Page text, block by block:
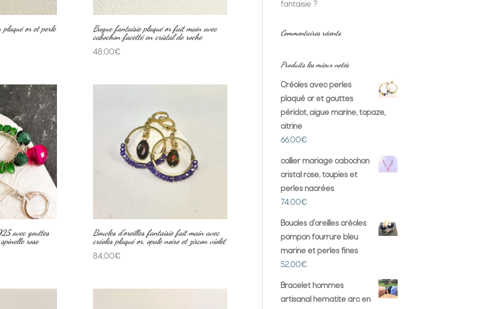
or et perle
Bague fantaisie plaqué or fait main avec
cabochon facetté en cristal de roche
48,00€
avec gouttes
rose
Boucles d’oreilles fantaisie fait main avec
créoles plaqué or, opale noire et zircon violet
84,00€
fantaisie ?
Commentaires récents
Produits les mieux notés
Créoles avec perles
plaqué or et gouttes
péridot, aigue marine, topaze,
citrine
66,00€
collier mariage cabochon
cristal rose, toupies et
perles nacrées
74,00€
Boucles d'oreilles créoles
pompon fourrure bleu
marine et perles fines
52,00€
Bracelet hommes
artisanal hematite arc en